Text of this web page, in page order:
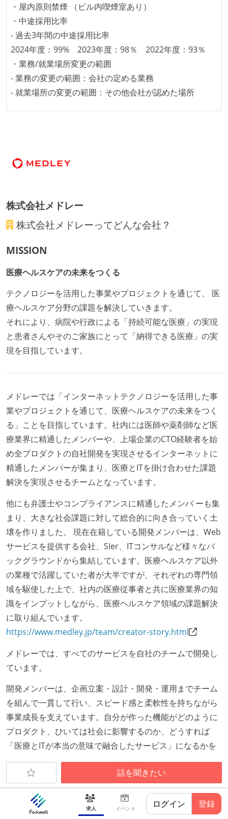
求人 イベント ログイン 登録
1ヶ月以下の短い期間でのイテレーション開発を実践
している
デイリーでスタンドアップミーティング、またはそれ
に準じるチーム内の打ち合わせを行っている
イテレーションの最後などに、定期的にチームでふり
かえりミーティングを行っている
継続的なデプロイ（デリバリー）を行っている
ベースで行われる
コードによるインフラ構成管理（Infrastructure as
Code）の環境が整備されている
オープンな情報共有
誰もがいつでも閲覧可能になっている
ドキュメントの整備やペアプロ、モブワークなど、ナ
レッジの共有を積極的に行っている（属人性を減らす
取り組みをしている）
労働環境の自由度
2年以内に未就学児を子育てしながら働いていたエン
ジニアがいる
フレックスタイム制または裁量労働制を採用している
メンバーの多様性
外国籍の開発メンバーがいる
開発メンバーの新卒採用を実施している
待遇・福利厚生
イベントへの業務参加やチケット負担など、会社とし
て、大規模カンファレンスへの参加を支援する制度が
ある
入社時には、各自希望のスペックの PC やディスプレ
イが支給される
希望者には定価 6 万円以上のオフィスチェアが支給さ
れる
職業安定法に対応する記載事項
給与形態：年俸制
主な休暇：年末年始、夏季、慶弔休暇など
休日制度：完全週休2日制（土日祝休み）
休憩時間：1時間
裁量労働制のみなし労働時間：1日9時間
試用期間：あり（3ヶ月間）
社会保険：各種社会保険完備（雇用・労災・健康・厚
受動喫煙防止措置：屋内禁煙（屋内に喫煙可能室設
置）
・屋内原則禁煙 （ビル内喫煙室あり）
・中途採用比率
- 過去3年間の中途採用比率
2024年度：99% 2023年度：98％ 2022年度：93％
・業務/就業場所変更の範囲
- 業務の変更の範囲：会社の定める業務
- 就業場所の変更の範囲：その他会社が認めた場所
株式会社メドレー
株式会社メドレーってどんな会社？
MISSION
医療ヘルスケアの未来をつくる
テクノロジーを活用した事業やプロジェクトを通じて、 医
療ヘルスケア分野の課題を解決していきます。
それにより、病院や行政による「持続可能な医療」の実現
と患者さんやそのご家族にとって「納得できる医療」の実
現を目指しています。
メドレーでは「インターネットテクノロジーを活用した事
業やプロジェクトを通じて、医療ヘルスケアの未来をつく
る」ことを目指しています。社内には医師や薬剤師など医
療業界に精通したメンバーや、上場企業のCTO経験者を始
め全プロダクトの自社開発を実現させるインターネットに
精通したメンバーが集まり、医療とITを掛け合わせた課題
解決を実現させるチームとなっています。
他にも弁護士やコンプライアンスに精通したメンバ ーも集
まり、大きな社会課題に対して総合的に向き合っていく土
壌を作りました。 現在在籍している開発メンバーは、Web
サービスを提供する会社、SIer、ITコンサルなど様々なバ
ックグラウンドから集結しています。医療ヘルスケア以外
の業種で活躍していた者が大半ですが、それぞれの専門領
域を駆使した上で、社内の医療従事者と共に医療業界の知
識をインプットしながら、医療ヘルスケア領域の課題解決
に取り組んでいます。
https://www.medley.jp/team/creator-story.html
メドレーでは、すべてのサービスを自社のチームで開発し
ています。
開発メンバーは、企画立案・設計・開発・運用までチーム
を組んで一貫して行い、スピード感と柔軟性を持ちながら
事業成長を支えています。自分が作った機能がどのように
プロダクト、ひいては社会に影響するのか、どうすれば
「医療とITが本当の意味で融合したサービス」になるかを
PDCAを回しながら意見を出し合い、自ら手を動かして実
装しています。
今後は、人材採用システムで培った顧客基盤を元に、幅広
く課題を網羅できる医療SaaSプロダクトを迅速に開発し展
話を聞きたい